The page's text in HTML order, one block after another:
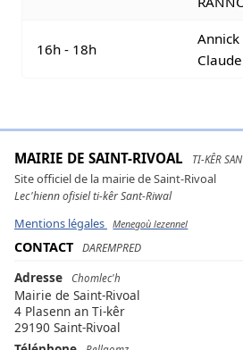
16h - 18h
Annick
MAIRIE DE SAINT-RIVOAL TI-KÊR
Site officiel de la mairie de Saint-Rivoal
Lec'hienn ofisiel ti-kêr Sant-Riwal
Mentions légales Menegoù lezennel
CONTACT DAREMPRED
Adresse Chomlec'h
Mairie de Saint-Rivoal
4 Plasenn an Ti-kêr
29190 Saint-Rivoal